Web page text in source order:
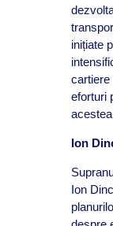
inițiate
cartiere
eforturi
Ion
Ion